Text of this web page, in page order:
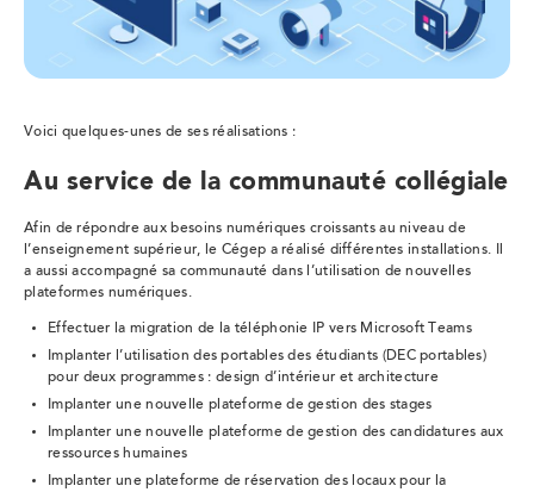
Voici quelques-unes de ses réalisations :
Au service de la communauté collégiale
Afin de répondre aux besoins numériques croissants au niveau de
l’enseignement supérieur, le Cégep a réalisé différentes installations. Il
a aussi accompagné sa communauté dans l’utilisation de nouvelles
plateformes numériques.
Effectuer la migration de la téléphonie IP vers Microsoft Teams
Implanter l’utilisation des portables des étudiants (DEC portables)
pour deux programmes : design d’intérieur et architecture
Implanter une nouvelle plateforme de gestion des stages
Implanter une nouvelle plateforme de gestion des candidatures aux
ressources humaines
Implanter une plateforme de réservation des locaux pour la